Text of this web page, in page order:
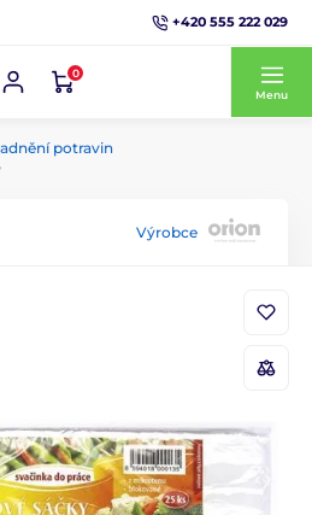
+420 555 222 029
0
Menu
potravin
Výrobce